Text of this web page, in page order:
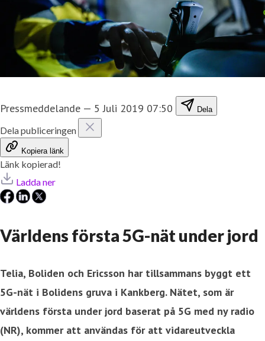
Pressmeddelande — 5 Juli 2019 07:50 Dela
Dela publiceringen
Kopiera länk
Länk kopierad!
Ladda ner
Världens första 5G-nät under jord
Telia, Boliden och Ericsson har tillsammans byggt ett
5G-nät i Bolidens gruva i Kankberg. Nätet, som är
världens första under jord baserat på 5G med ny radio
(NR), kommer att användas för att vidareutveckla